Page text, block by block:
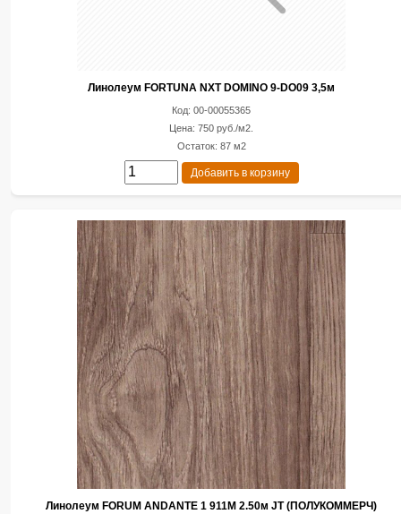
Линолеум FORTUNA NXT DOMINO 9-DO09 3,5м
Код: 00-00055365
Цена: 750 руб./м2.
Остаток: 87 м2
Добавить в корзину
Линолеум FORUM ANDANTE 1 911M 2.50м JT (ПОЛУКОММЕРЧ)